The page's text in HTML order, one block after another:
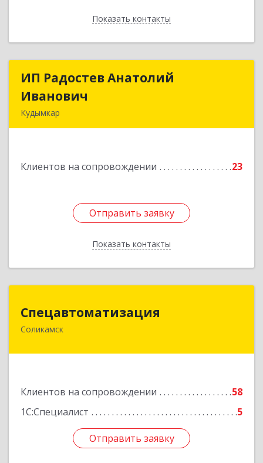
Показать контакты
Назад
ИП Радостев Анатолий
Иванович
Кудымкар
Клиентов на сопровождении 23
Отправить заявку
Показать контакты
ИП Радостев Анатолий
Подробнее
Отправить заявку
Назад
Спецавтоматизация
Соликамск
Клиентов на сопровождении
58
1С:Специалист
5
Отправить заявку
Отправить заявку